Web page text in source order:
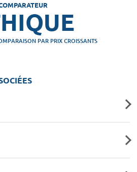
PAR PRIX CROISSANTS